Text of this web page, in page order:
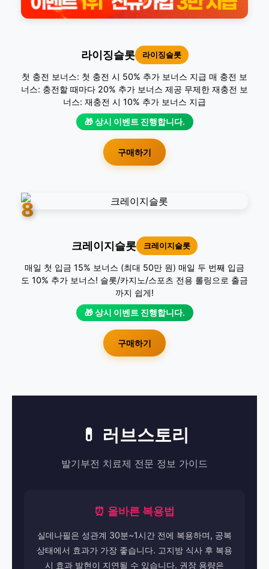
라이징슬롯 라이징슬롯
첫 충전 보너스: 첫 충전 시 50% 추가 보너스 지급 매 충전 보
너스: 충전할 때마다 20% 추가 보너스 제공 무제한 재충전 보
너스: 재충전 시 10% 추가 보너스 지급
🎁 상시 이벤트 진행합니다.
구매하기
8
크레이지슬롯 크레이지슬롯
매일 첫 입금 15% 보너스 (최대 50만 원) 매일 두 번째 입금
도 10% 추가 보너스! 슬롯/카지노/스포츠 전용 롤링으로 출금
까지 쉽게!
🎁 상시 이벤트 진행합니다.
구매하기
💊 러브스토리
발기부전 치료제 전문 정보 가이드
⏰ 올바른 복용법
실데나필은 성관계 30분~1시간 전에 복용하며, 공복
상태에서 효과가 가장 좋습니다. 고지방 식사 후 복용
시 효과 발현이 지연될 수 있습니다. 권장 용량은